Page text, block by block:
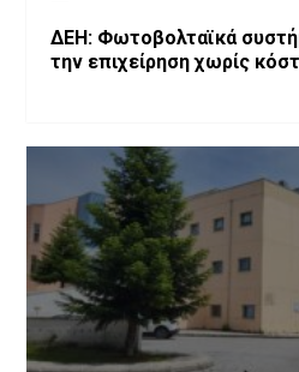
ΔΕΗ: Φωτοβολταϊκά
την επιχείρηση χωρίς